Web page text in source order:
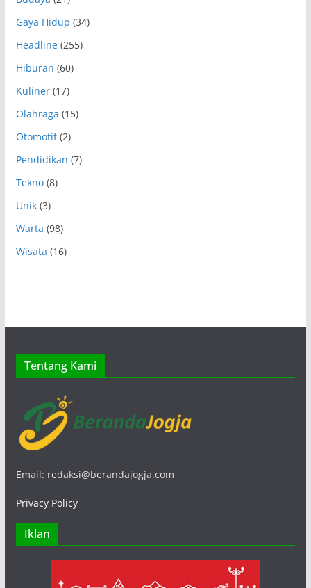
Gaya Hidup (34)
Headline(255)
Hiburan (60)
Kuliner(17)
Olahraga (15)
Otomotif(2)
Pendidikan (7)
Tekno(8)
Unik(3)
Warta (98)
Wisata (16)
Tentang Kami
Email: redaksi@berandajogja.com
Privacy Policy
Iklan